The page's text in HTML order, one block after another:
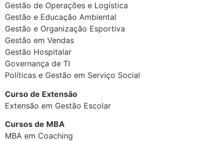
Gestão de Operações e Logística
Gestão e Educação Ambiental
Gestão e Organização Esportiva
Gestão em Vendas
Gestão Hospitalar
Governança de TI
Políticas e Gestão em Serviço Social
Curso de Extensão
Extensão em Gestão Escolar
Cursos de MBA
MBA em Coaching